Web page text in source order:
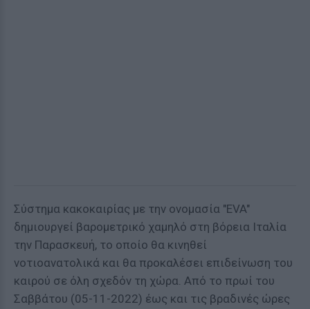
Σύστημα κακοκαιρίας με την ονομασία "EVA"
δημιουργεί βαρομετρικό χαμηλό στη βόρεια Ιταλία
την Παρασκευή, το οποίο θα κινηθεί
νοτιοανατολικά και θα προκαλέσει επιδείνωση του
καιρού σε όλη σχεδόν τη χώρα. Από το πρωί του
Σαββάτου (05-11-2022) έως και τις βραδινές ώρες